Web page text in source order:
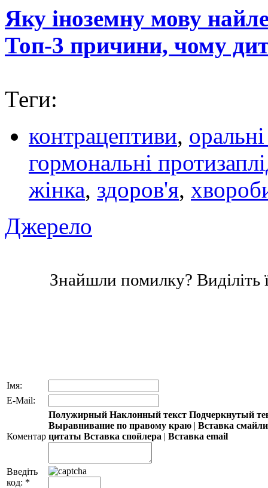
Яку іноземну мову
Топ-3 причини, чому
Теги:
контрацептиви,
гормональні
жінка, здоров'я,
Джерело
Знайшли помилку? Виділіть
Імя:
E-Mail:
Коментар
Полужирный Наклонный текст Подчеркнутый
Выравнивание по правому краю | Вставка
цитаты Вставка спойлера | Вставка email
Введіть
код: *